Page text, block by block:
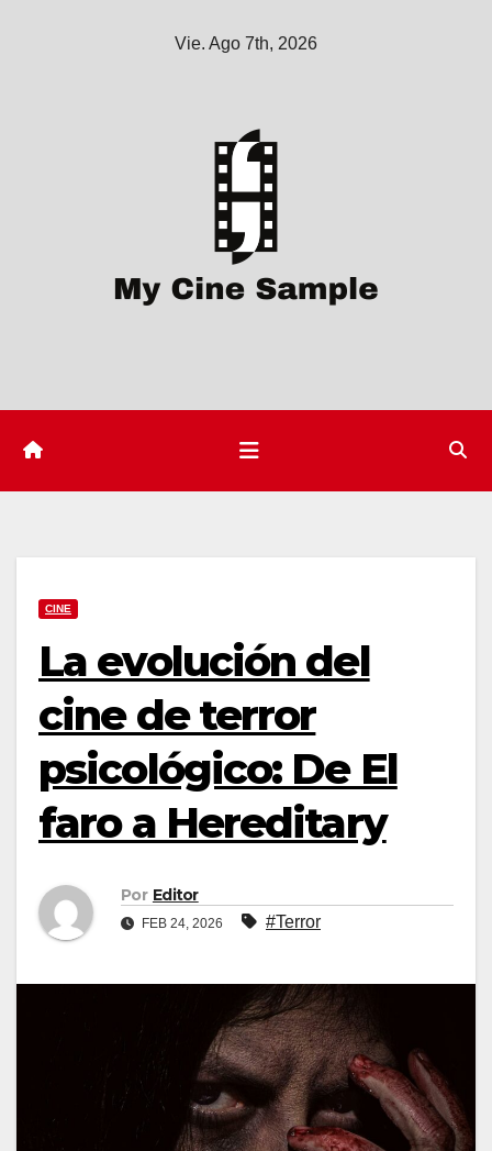
Vie. Ago 7th, 2026
CINE
La evolución del
cine de terror
psicológico: De El
faro a Hereditary
Por Editor
FEB 24, 2026 #Terror